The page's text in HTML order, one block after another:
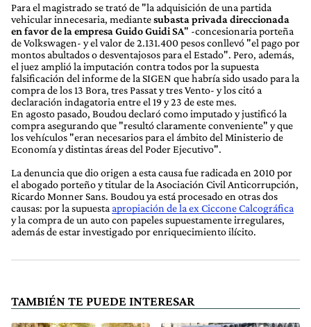
Para el magistrado se trató de "la adquisición de una partida
vehicular innecesaria, mediantesubasta privada direccionada
en favor de la empresa Guido Guidi SA" -concesionaria porteña
de Volkswagen- y el valor de 2.131.400 pesos conllevó "el pago por
montos abultados o desventajosos para el Estado". Pero, además,
el juez amplió la imputación contra todos por la supuesta
falsificación del informe de la SIGEN que habría sido usado para la
compra de los 13 Bora, tres Passat y tres Vento- y los citó a
declaración indagatoria entre el 19 y 23 de este mes.
En agosto pasado, Boudou declaró como imputado y justificó la
compra asegurando que "resultó claramente conveniente" y que
los vehículos "eran necesarios para el ámbito del Ministerio de
Economía y distintas áreas del Poder Ejecutivo".
La denuncia que dio origen a esta causa fue radicada en 2010 por
el abogado porteño y titular de la Asociación Civil Anticorrupción,
Ricardo Monner Sans. Boudou ya está procesado en otras dos
causas: por la supuesta apropiación de la ex Ciccone Calcográfica
y la compra de un auto con papeles supuestamente irregulares,
además de estar investigado por enriquecimiento ilícito.
TAMBIÉN TE PUEDE INTERESAR